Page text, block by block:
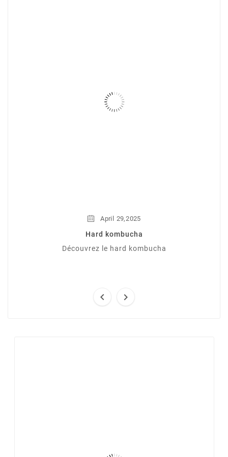
April 29,2025
Hard kombucha
Découvrez le hard kombucha
 